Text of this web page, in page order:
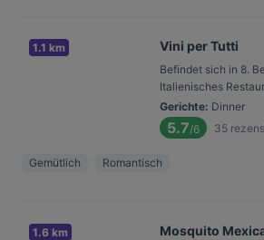
1.1 km Vini per Tutti
Befindet sich in 8.
Italienisches
Gerichte: Dinner
5.7/6 35
Gemütlich Romantisch
1.6 km Mosquito